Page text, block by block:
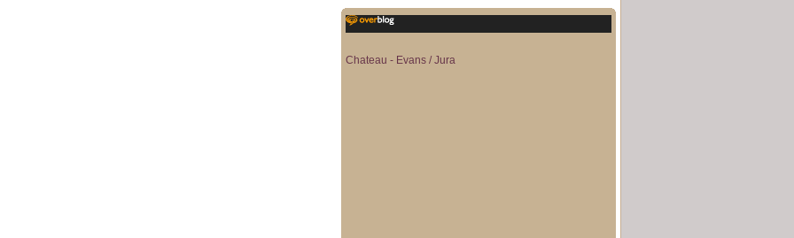
Chateau - Evans / Jura